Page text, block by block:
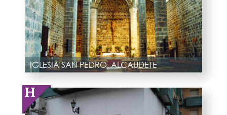
IGLESIA SAN PEDRO, ALCAUDETE